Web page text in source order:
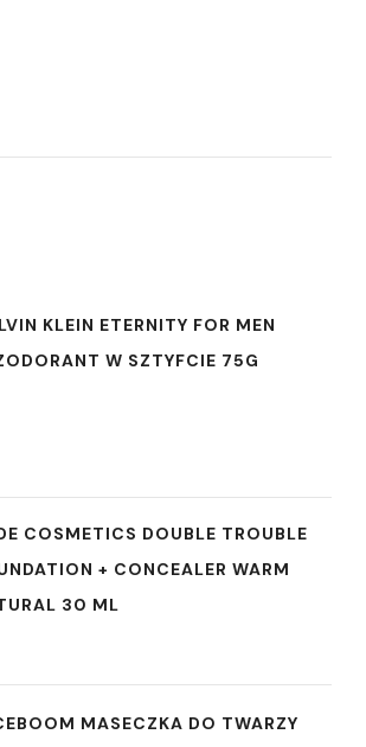
KLEIN ETERNITY FOR MEN
W SZTYFCIE 75G
COSMETICS DOUBLE TROUBLE
+ CONCEALER WARM
30 ML
MASECZKA DO TWARZY